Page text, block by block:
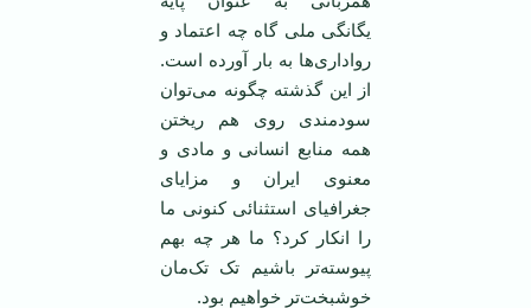
یگانگی ملی گاه چه اعتماد و
رواداری‌ها به بار آورده است.
از این گذشته چگونه می‌توان
سودمندی روی هم ریختن
همه منابع انسانی و مادی و
معنوی ایران و مزایای
جغرافیای استثنائی کنونی ما
را انکار کرد؟ ما هر چه بهم
پیوسته‌تر باشیم تک تک‌مان
خوشبخت‌تر خواهیم بود.